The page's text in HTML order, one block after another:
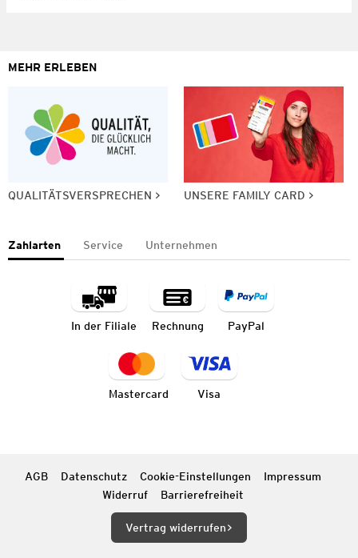
MEHR ERLEBEN
QUALITÄTSVERSPRECHEN UNSERE FAMILY CARD
Zahlarten Service Unternehmen
In der Filiale Rechnung PayPal
Mastercard Visa
AGB Datenschutz Cookie-Einstellungen
Impressum
Widerruf
Barrierefreiheit
Vertrag widerrufen